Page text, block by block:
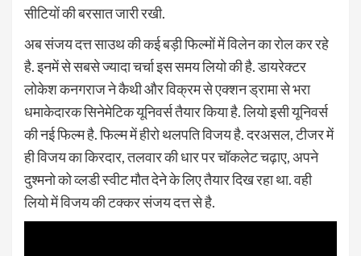
सीटियों की बरसात जारी रखी.
अब संजय दत्त साउथ की कई बड़ी फिल्मों में विलेन का रोल कर रहे
है. इनमें से सबसे ज्यादा चर्चा इस समय लियो की है. डायरेक्टर
लोकेश कनगराज ने कैथी और विक्रम से एक्शन ड्रामा से भरा
धमाकेदारक सिनेमेटिक यूनिवर्स तैयार किया है. लियो इसी यूनिवर्स
की नई फिल्म है. फिल्म में हीरो थलपति विजय है. दरअसल, टीजर में
ही विजय का किरदार, तलवार की धार पर चॉकलेट चढ़ाए, अपने
दुश्मनो को व्लडी स्वीट मौत देने के लिए तैयार दिख रहा था. वही
लियो में विजय की टक्कर संजय दत्त से है.